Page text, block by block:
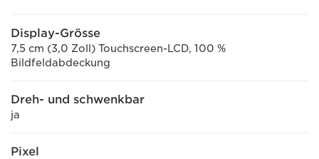
Display-Grösse
7,5 cm (3,0 Zoll) Touchscreen-LCD, 100 %
Bildfeldabdeckung
Dreh- und schwenkbar
ja
Pixel